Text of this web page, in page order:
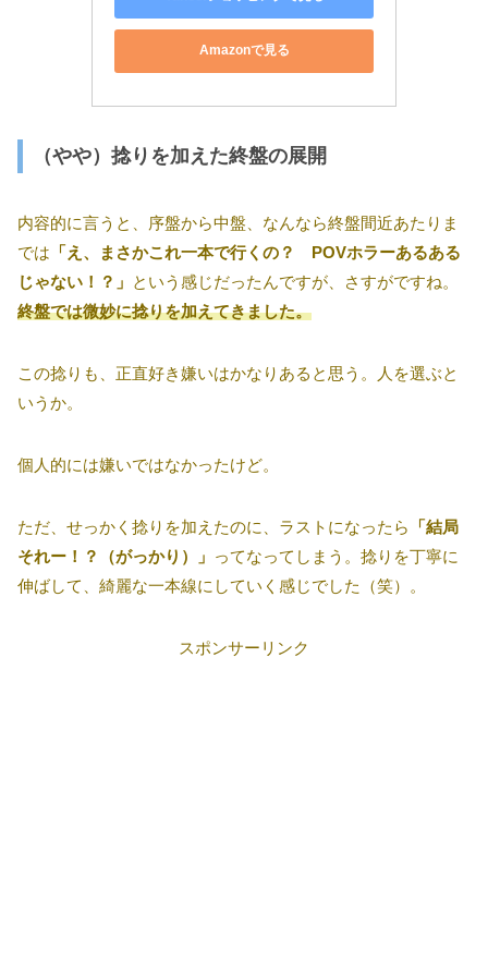
Amazonで見る
（やや）捻りを加えた終盤の展開
内容的に言うと、序盤から中盤、なんなら終盤間近あたりま
では 「え、まさかこれ一本で行くの？ POVホラーあるある
じゃない！？」 という感じだったんですが、さすがですね。
終盤では微妙に捻りを加えてきました。
この捻りも、正直好き嫌いはかなりあると思う。人を選ぶと
いうか。
個人的には嫌いではなかったけど。
ただ、せっかく捻りを加えたのに、ラストになったら
「結局
それー！？（がっかり）」 ってなってしまう。捻りを丁寧に
伸ばして、綺麗な一本線にしていく感じでした（笑）。
スポンサーリンク